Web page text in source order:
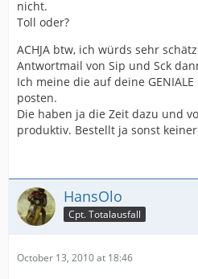
nicht.
Toll oder?
ACHJA btw, ich würds sehr
Antwortmail von Sip und Sck
Ich meine die auf deine
posten.
Die haben ja die Zeit dazu und
produktiv. Bestellt ja sonst
HansOlo
Cpt. Totalausfall
October 13, 2010 at 18:46